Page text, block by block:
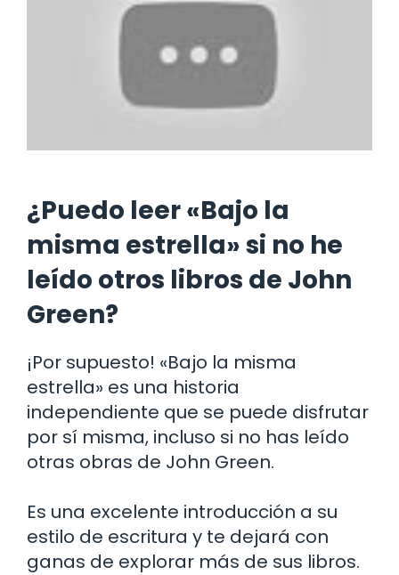
¿Puedo leer «Bajo la
misma estrella» si no he
leído otros libros de John
Green?
¡Por supuesto! «Bajo la misma
estrella» es una historia
independiente que se puede disfrutar
por sí misma, incluso si no has leído
otras obras de John Green.
Es una excelente introducción a su
estilo de escritura y te dejará con
ganas de explorar más de sus libros.